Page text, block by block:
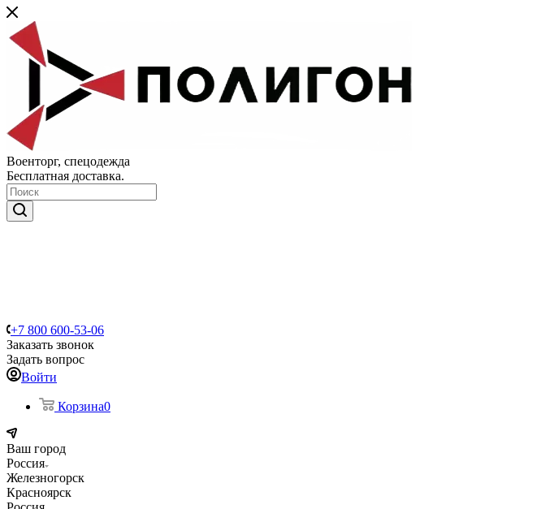
Военторг, спецодежда
Бесплатная доставка.
+7 800 600-53-06
Заказать звонок
Задать вопрос
Войти
Корзина0
Ваш город
Россия
Железногорск
Красноярск